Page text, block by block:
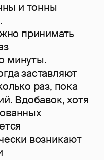
и тонны
принимать
минуты.
заставляют
раз, пока
Вдобавок, хотя
возникают